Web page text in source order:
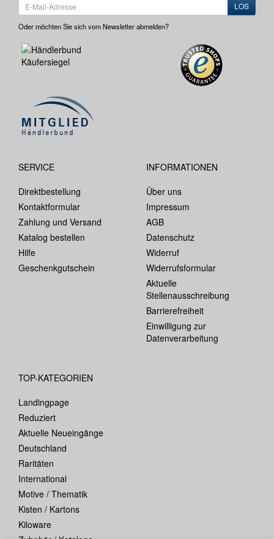
LOS
Oder möchten Sie sich vom Newsletter abmelden?
SERVICE
Direktbestellung
Kontaktformular
Zahlung und Versand
Katalog bestellen
Hilfe
Geschenkgutschein
INFORMATIONEN
Über uns
Impressum
AGB
Datenschutz
Widerruf
Widerrufsformular
Aktuelle
Stellenausschreibung
Barrierefreiheit
Einwilligung zur
Datenverarbeitung
TOP-KATEGORIEN
Landingpage
Reduziert
Aktuelle Neueingänge
Deutschland
Raritäten
International
Motive / Thematik
Kisten / Kartons
Kiloware